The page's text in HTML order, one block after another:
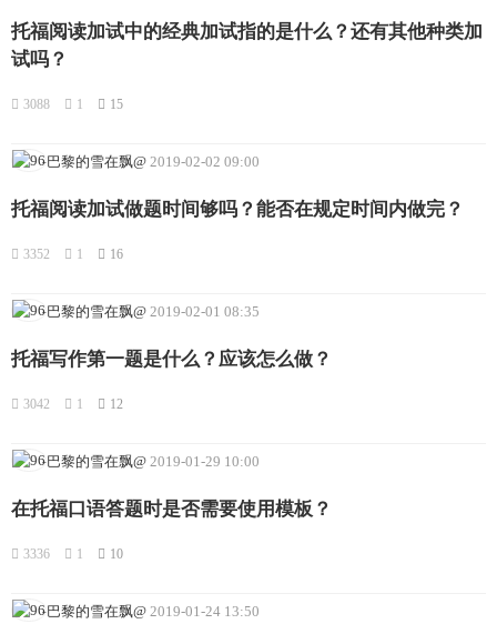
托福阅读加试中的经典加试指的是什么？还有其他种类加
试吗？
3088 1 15
-巴黎的雪在飘@ 2019-02-02 09:00
托福阅读加试做题时间够吗？能否在规定时间内做完？
3352 1 16
-巴黎的雪在飘@ 2019-02-01 08:35
托福写作第一题是什么？应该怎么做？
3042 1 12
-巴黎的雪在飘@ 2019-01-29 10:00
在托福口语答题时是否需要使用模板？
3336 1 10
-巴黎的雪在飘@ 2019-01-24 13:50